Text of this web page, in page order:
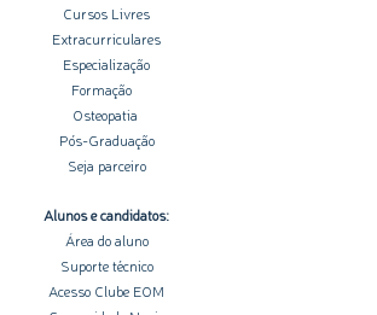
Cursos Livres
Extracurriculares
Especialização
Formação
Osteopatia
Pós-Graduação
Seja parceiro
Alunos e candidatos:
Área do aluno
Suporte técnico
Acesso Clube EOM